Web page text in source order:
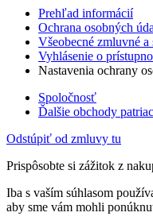
Prehľad informácií
Ochrana osobných
Všeobecné zmluvné
Vyhlásenie o
Nastavenia ochrany
Spoločnosť
Ďalšie obchody
Odstúpiť od zmluvy tu
Prispôsobte si zážitok z
Iba s vaším súhlasom
aby sme vám mohli